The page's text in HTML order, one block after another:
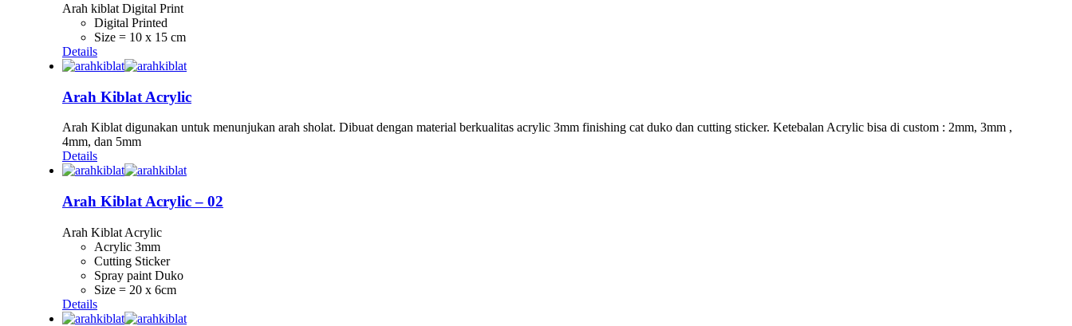
Arah kiblat Digital Print
Digital Printed
Size = 10 x 15 cm
Details
Arah Kiblat Acrylic
Arah Kiblat digunakan untuk menunjukan arah sholat. Dibuat dengan material berkualitas acrylic 3mm finishing cat duko dan cutting sticker. Ketebalan Acrylic bisa di custom : 2mm, 3mm ,
4mm, dan 5mm
Details
Arah Kiblat Acrylic – 02
Arah Kiblat Acrylic
Acrylic 3mm
Cutting Sticker
Spray paint Duko
Size = 20 x 6cm
Details